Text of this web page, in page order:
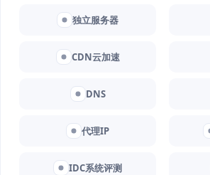
独立服务器
CDN云加速
DNS
代理IP
IDC系统评测